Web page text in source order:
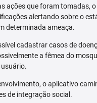
ações que foram tomadas,
alertando sobre o
determinada ameaça.
cadastrar casos de
a fêmea do
o aplicativo
de integração social.